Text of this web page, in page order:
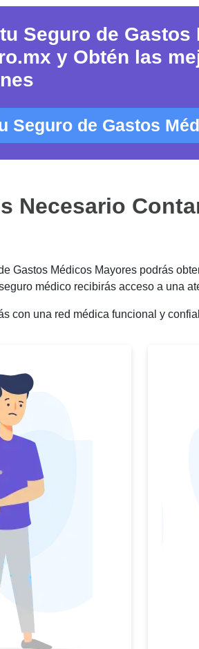
Seguro de Gastos
y Obtén las
Seguro de Gastos
Necesario
Gastos Médicos Mayores podrás
médico recibirás acceso a una
con una red médica funcional y